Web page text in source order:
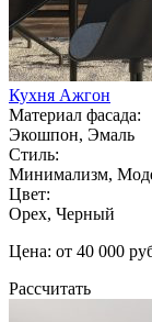
Кухня Ажгон
Материал фасада:
Экошпон, Эмаль
Стиль:
Минимализм,
Цвет:
Орех, Черный
Цена: от 40 000
Рассчитать